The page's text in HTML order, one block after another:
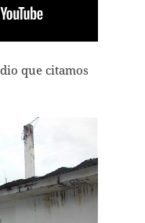
que citamos